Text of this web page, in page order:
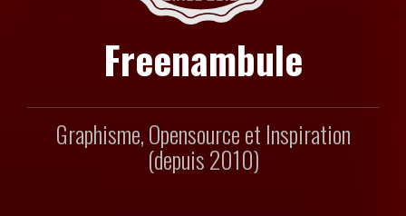
Freenambule
Graphisme, Opensource et Inspiration
(depuis 2010)